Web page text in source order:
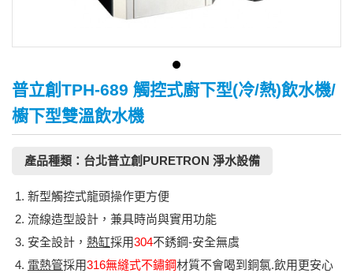
普立創TPH-689 觸控式廚下型(冷/熱)飲水機/
櫥下型雙溫飲水機
產品種類：台北普立創PURETRON 淨水設備
新型觸控式龍頭操作更方便
流線造型設計，兼具時尚與實用功能
安全設計， 熱缸採用304不銹鋼-安全無虞
電熱管採用316無縫式不鏽鋼材質不會喝到銅氯.飲用更安心